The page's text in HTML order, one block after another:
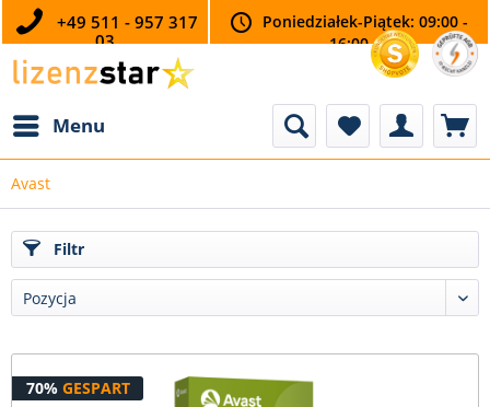
+49 511 - 957 317
03
Poniedziałek-Piątek: 09:00 -
16:00
Menu
Avast
Filtr
70% GESPART